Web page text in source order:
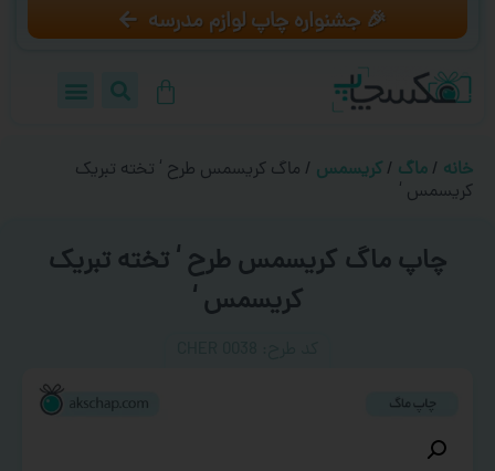
🎉 جشنواره چاپ لوازم مدرسه
خانه / ماگ / کریسمس / ماگ کریسمس طرح ‘ تخته تبریک
کریسمس ‘
چاپ ماگ کریسمس طرح ‘ تخته تبریک
کریسمس ‘